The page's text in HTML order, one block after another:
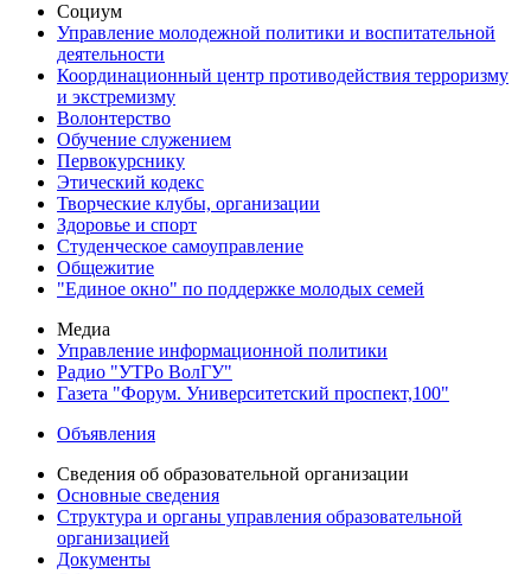
Социум
Управление молодежной политики и воспитательной
деятельности
Координационный центр противодействия терроризму
и экстремизму
Волонтерство
Обучение служением
Первокурснику
Этический кодекс
Творческие клубы, организации
Здоровье и спорт
Студенческое самоуправление
Общежитие
"Единое окно" по поддержке молодых семей
Медиа
Управление информационной политики
Радио "УТРо ВолГУ"
Газета "Форум. Университетский проспект,100"
Объявления
Сведения об образовательной организации
Основные сведения
Структура и органы управления образовательной
организацией
Документы